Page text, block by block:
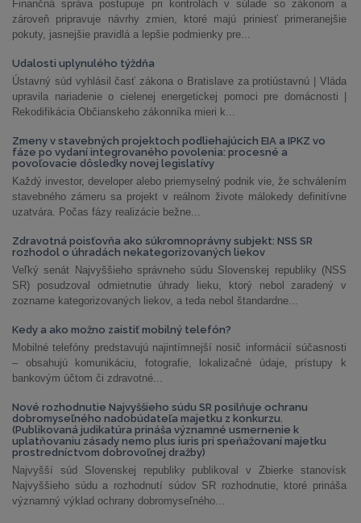
Finančná správa postupuje pri kontrolách v súlade so zákonom a
zároveň pripravuje návrhy zmien, ktoré majú priniesť primeranejšie
pokuty, jasnejšie pravidlá a lepšie podmienky pre...
Udalosti uplynulého týždňa
Ústavný súd vyhlásil časť zákona o Bratislave za protiústavnú | Vláda
upravila nariadenie o cielenej energetickej pomoci pre domácnosti |
Rekodifikácia Občianskeho zákonníka mieri k...
Zmeny v stavebných projektoch podliehajúcich EIA a IPKZ vo
fáze po vydaní integrovaného povolenia: procesné a
povoľovacie dôsledky novej legislatívy
Každý investor, developer alebo priemyselný podnik vie, že schválením
stavebného zámeru sa projekt v reálnom živote málokedy definitívne
uzatvára. Počas fázy realizácie bežne...
Zdravotná poisťovňa ako súkromnoprávny subjekt: NSS SR
rozhodol o úhradách nekategorizovaných liekov
Veľký senát Najvyššieho správneho súdu Slovenskej republiky (NSS
SR) posudzoval odmietnutie úhrady lieku, ktorý nebol zaradený v
zozname kategorizovaných liekov, a teda nebol štandardne...
Kedy a ako možno zaistiť mobilný telefón?
Mobilné telefóny predstavujú najintímnejší nosič informácií súčasnosti
– obsahujú komunikáciu, fotografie, lokalizačné údaje, prístupy k
bankovým účtom či zdravotné...
Nové rozhodnutie Najvyššieho súdu SR posilňuje ochranu
dobromyseľného nadobúdateľa majetku z konkurzu.
(Publikovaná judikatúra prináša významné usmernenie k
uplatňovaniu zásady nemo plus iuris pri speňažovaní majetku
prostredníctvom dobrovoľnej dražby)
Najvyšší súd Slovenskej republiky publikoval v Zbierke stanovísk
Najvyššieho súdu a rozhodnutí súdov SR rozhodnutie, ktoré prináša
významný výklad ochrany dobromyseľného...